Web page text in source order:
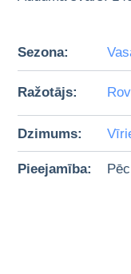
Sezona:
Ražotājs:
Dzimums:
Pieejamība: